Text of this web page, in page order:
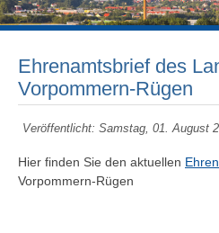
Ehrenamtsbrief des
Vorpommern-Rügen
Veröffentlicht: Samstag, 01. August
Hier finden Sie den aktuellen
Vorpommern-Rügen